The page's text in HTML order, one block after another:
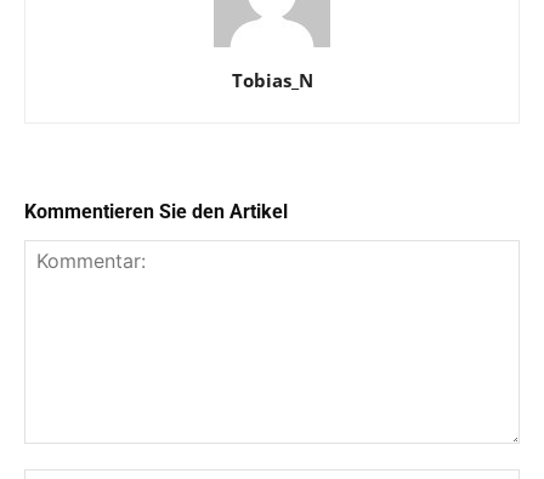
Tobias_N
Kommentieren Sie den Artikel